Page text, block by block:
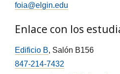
foia@elgin.edu
Enlace con los
Edificio B, Salón B156
847-214-7432